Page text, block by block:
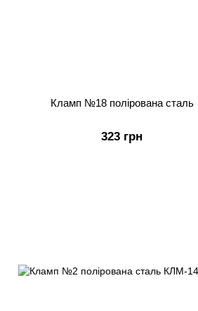
Кламп №18 полірована сталь
323 грн